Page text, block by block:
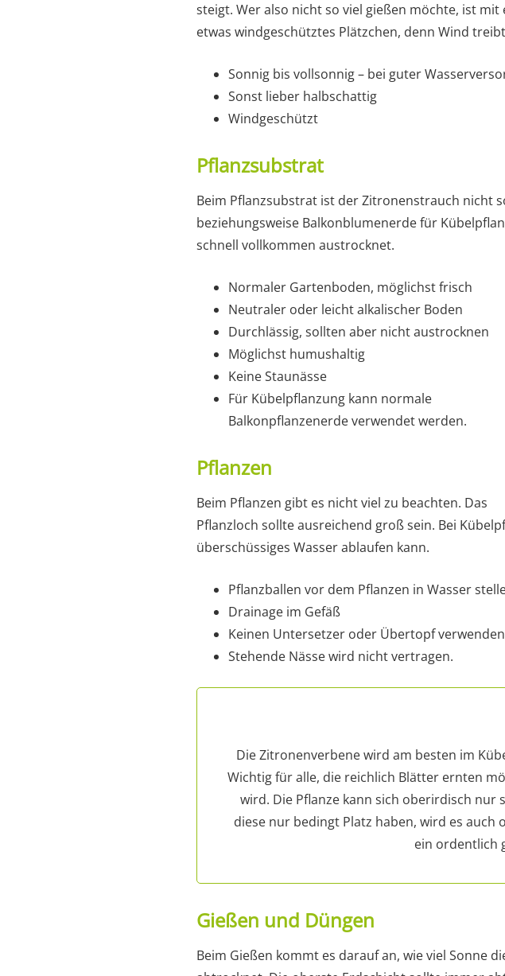
steigt. Wer also nicht so viel gießen möchte, ist
etwas windgeschütztes Plätzchen, denn Wind
Sonnig bis vollsonnig – bei guter
Sonst lieber halbschattig
Windgeschützt
Pflanzsubstrat
Beim Pflanzsubstrat ist der Zitronenstrauch nicht
beziehungsweise Balkonblumenerde für
schnell vollkommen austrocknet.
Normaler Gartenboden, möglichst frisch
Neutraler oder leicht alkalischer Boden
Durchlässig, sollten aber nicht austrocknen
Möglichst humushaltig
Keine Staunässe
Für Kübelpflanzung kann normale
Balkonpflanzenerde verwendet werden.
Pflanzen
Beim Pflanzen gibt es nicht viel zu beachten. Das
Pflanzloch sollte ausreichend groß sein. Bei
überschüssiges Wasser ablaufen kann.
Pflanzballen vor dem Pflanzen in Wasser
Drainage im Gefäß
Keinen Untersetzer oder Übertopf
Stehende Nässe wird nicht vertragen.
Die Zitronenverbene wird am besten im
Wichtig für alle, die reichlich Blätter ernten
wird. Die Pflanze kann sich oberirdisch
diese nur bedingt Platz haben, wird es
ein ordentlich
Gießen und Düngen
Beim Gießen kommt es darauf an, wie viel Sonne